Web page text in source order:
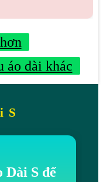
dài khác
S
Dài S để